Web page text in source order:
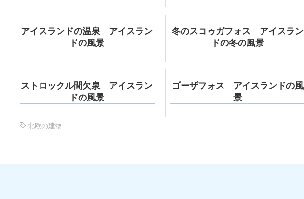
アイスランドの温泉 アイスラン
ドの風景
冬のスコゥガフォス アイスラン
ドの冬の風景
ストロックル間欠泉 アイスラン
ドの風景
ゴーザフォス アイスランドの風
景
北欧の建物